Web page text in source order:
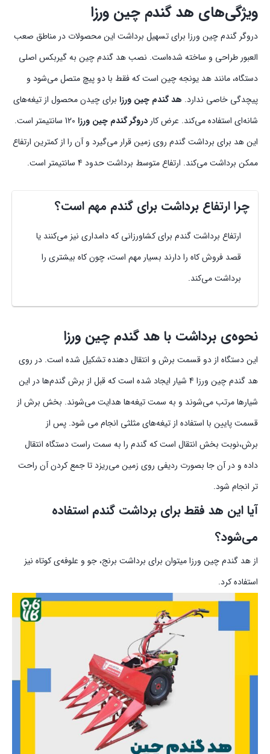
ویژگی‌های هد گندم چین ورزا
دروگر گندم چین ورزا برای تسهیل برداشت این محصولات در مناطق صعب
العبور طراحی و ساخته شده‌است. نصب هد گندم چین به گیربکس اصلی
دستگاه، مانند هد یونجه چین است که فقط با دو پیچ متصل می‌شود و
پیچدگی خاصی ندارد. هد گندم چین ورزا برای چیدن محصول از تیغه‌های
شانه‌ای استفاده ‌می‌کند. عرض کار دروگر گندم چین ورزا
120 سانتیمتر است.
این هد برای برداشت گندم روی زمین قرار می‌گیرد و آن را از کمترین ارتفاع
ممکن برداشت می‌کند. ارتفاع متوسط برداشت حدود 4 سانتیمتر است.
چرا ارتفاع برداشت برای گندم مهم است؟
ارتفاع برداشت گندم برای کشاورزانی که دامداری نیز می‌کنند یا
قصد فروش کاه را دارند بسیار مهم است، چون کاه بیشتری را
برداشت می‌کند.
نحوه‌ی برداشت با هد گندم چین ورزا
این دستگاه از دو قسمت برش و انتقال دهنده تشکیل شده است. در روی
هد گندم چین ورزا 4 شیار ایجاد شده است که قبل از برش گندم‌ها در این
شیار‌ها مرتب می‌شوند و به سمت تیغه‌ها هدایت می‌شوند. بخش برش از
قسمت پایین با استفاده از تیغه‌های مثلثی انجام می شود. پس از
برش،نوبت بخش انتقال است که گندم‌ را به سمت راست دستگاه انتقال
داده و در آن جا بصورت ردیفی روی زمین می‌ریزد تا جمع کردن آن راحت
تر انجام شود.
آیا این هد فقط برای برداشت گندم استفاده
می‌شود؟
از هد گندم چین ورزا میتوان برای برداشت برنج، جو و علوفه‌ی کوتاه نیز
استفاده کرد.